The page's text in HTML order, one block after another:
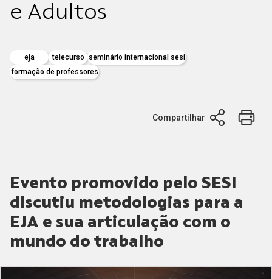
e Adultos
eja telecurso
seminário internacional sesi
formação de professores
Compartilhar
Evento promovido pelo SESI
discutiu metodologias para a
EJA e sua articulação com o
mundo do trabalho